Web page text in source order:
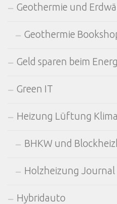
Geothermie und
Geothermie
Geld sparen beim
Green IT
Heizung Lüftung Klima
BHKW und
Holzheizung Journal
Hybridauto